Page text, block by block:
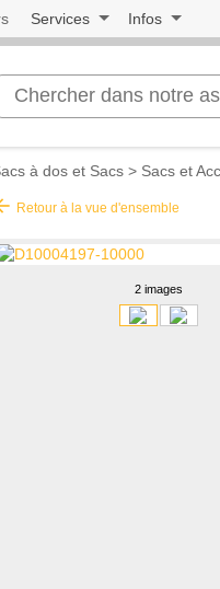
Services Infos
à dos et Sacs > Sacs et
Retour à la vue d'ensemble
2 images